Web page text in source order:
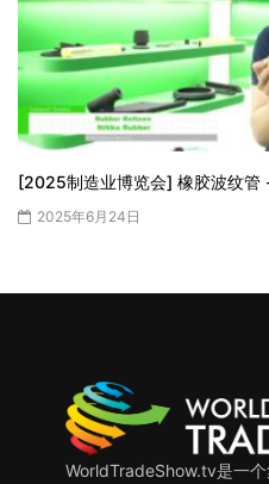
[2025制造业博览会] 橡胶波纹管
2025年6月24日
WorldTradeShow.tv是一